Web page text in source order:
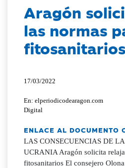
Aragón
las normas
fitosanitarios
17/03/2022
En: elperiodicodearagon.com
Digital
ENLACE AL DOCUMENTO
LAS CONSECUENCIAS DE
UCRANIA Aragón solicita
fitosanitarios El consejero